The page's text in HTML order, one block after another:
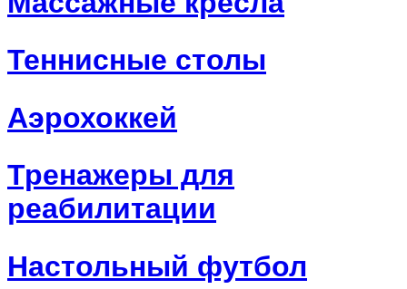
Теннисные столы
Аэрохоккей
Тренажеры для
реабилитации
Настольный футбол